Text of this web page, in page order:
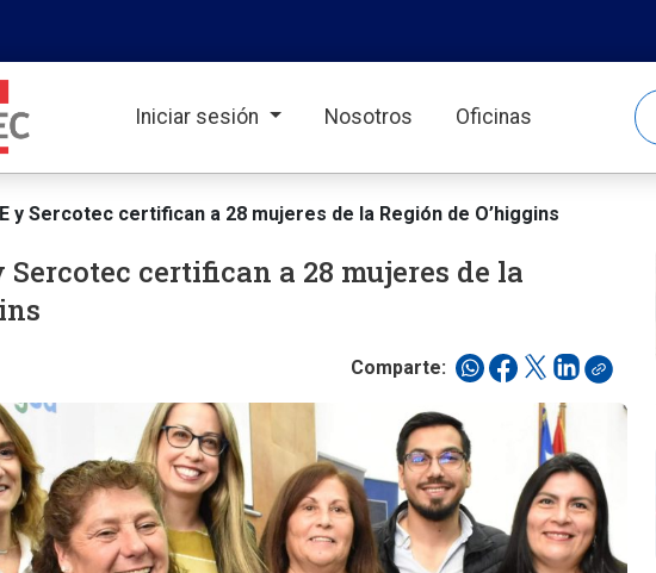
Iniciar sesión Nosotros Oficinas
y Sercotec certifican a 28 mujeres de la Región de O’higgins
certifican a 28 mujeres de la
Comparte: